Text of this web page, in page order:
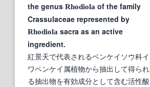
the genus Rhodiola of the family
Crassulaceae represented by
Rhodiola sacra as an active
ingredient.
紅景天で代表されるベンケイソウ科イ
ワベンケイ属植物から抽出して得られ
る抽出物を有効成分として含む活性酸